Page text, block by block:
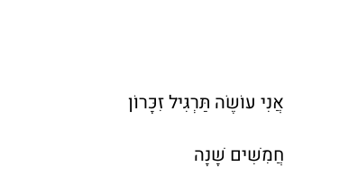
אֲנִי עוֹשֶׂה תַּרְגִּיל זִכָּרוֹן
חֲמִשִּׁים שָׁנָה